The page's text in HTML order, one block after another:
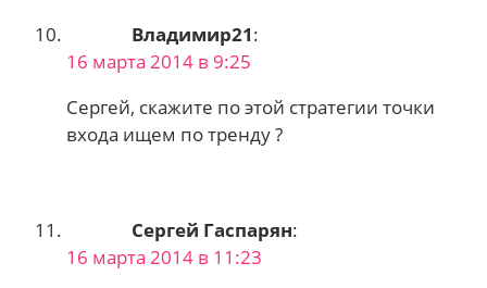
Владимир21:
16 марта 2014 в 9:25
Сергей, скажите по этой стратегии точки
входа ищем по тренду ?
Сергей Гаспарян:
16 марта 2014 в 11:23